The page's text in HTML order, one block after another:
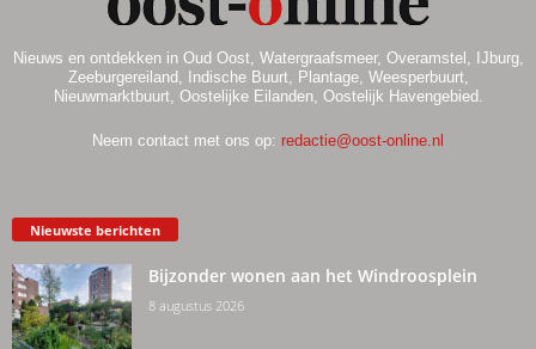
Nieuws en ontdekken in Oud Oost, Watergraafsmeer, Overamstel, IJburg,
Zeeburgereiland, Indische Buurt, Plantage, Weesperbuurt,
Nieuwmarktbuurt, Oostelijke Eilanden, Oostelijk Havengebied.
Neem contact met ons op: redactie@oost-online.nl
Nieuwste berichten
Bijzonder wonen aan het Windroosplein
8 augustus 2026